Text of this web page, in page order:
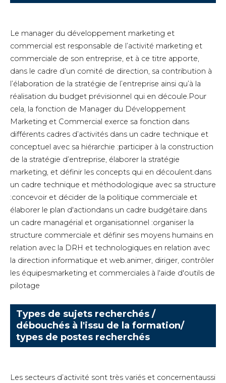
Le manager du développement marketing et
commercial est responsable de l’activité marketing et
commerciale de son entreprise, et à ce titre apporte,
dans le cadre d’un comité de direction, sa contribution à
l’élaboration de la stratégie de l’entreprise ainsi qu’à la
réalisation du budget prévisionnel qui en découle.Pour
cela, la fonction de Manager du Développement
Marketing et Commercial exerce sa fonction dans
différents cadres d’activités dans un cadre technique et
conceptuel avec sa hiérarchie :participer à la construction
de la stratégie d’entreprise, élaborer la stratégie
marketing, et définir les concepts qui en découlent.dans
un cadre technique et méthodologique avec sa structure
:concevoir et décider de la politique commerciale et
élaborer le plan d'actiondans un cadre budgétaire.dans
un cadre managérial et organisationnel :organiser la
structure commerciale et définir ses moyens humains en
relation avec la DRH et technologiques en relation avec
la direction informatique et web.animer, diriger, contrôler
les équipesmarketing et commerciales à l'aide d'outils de
pilotage
Types de sujets recherchés /
débouchés à l'issu de la formation/
types de postes recherchés
Les secteurs d’activité sont très variés et concernentaussi